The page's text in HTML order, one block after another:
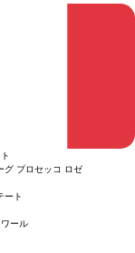
グ プロセッコ ロゼ
ート
ール